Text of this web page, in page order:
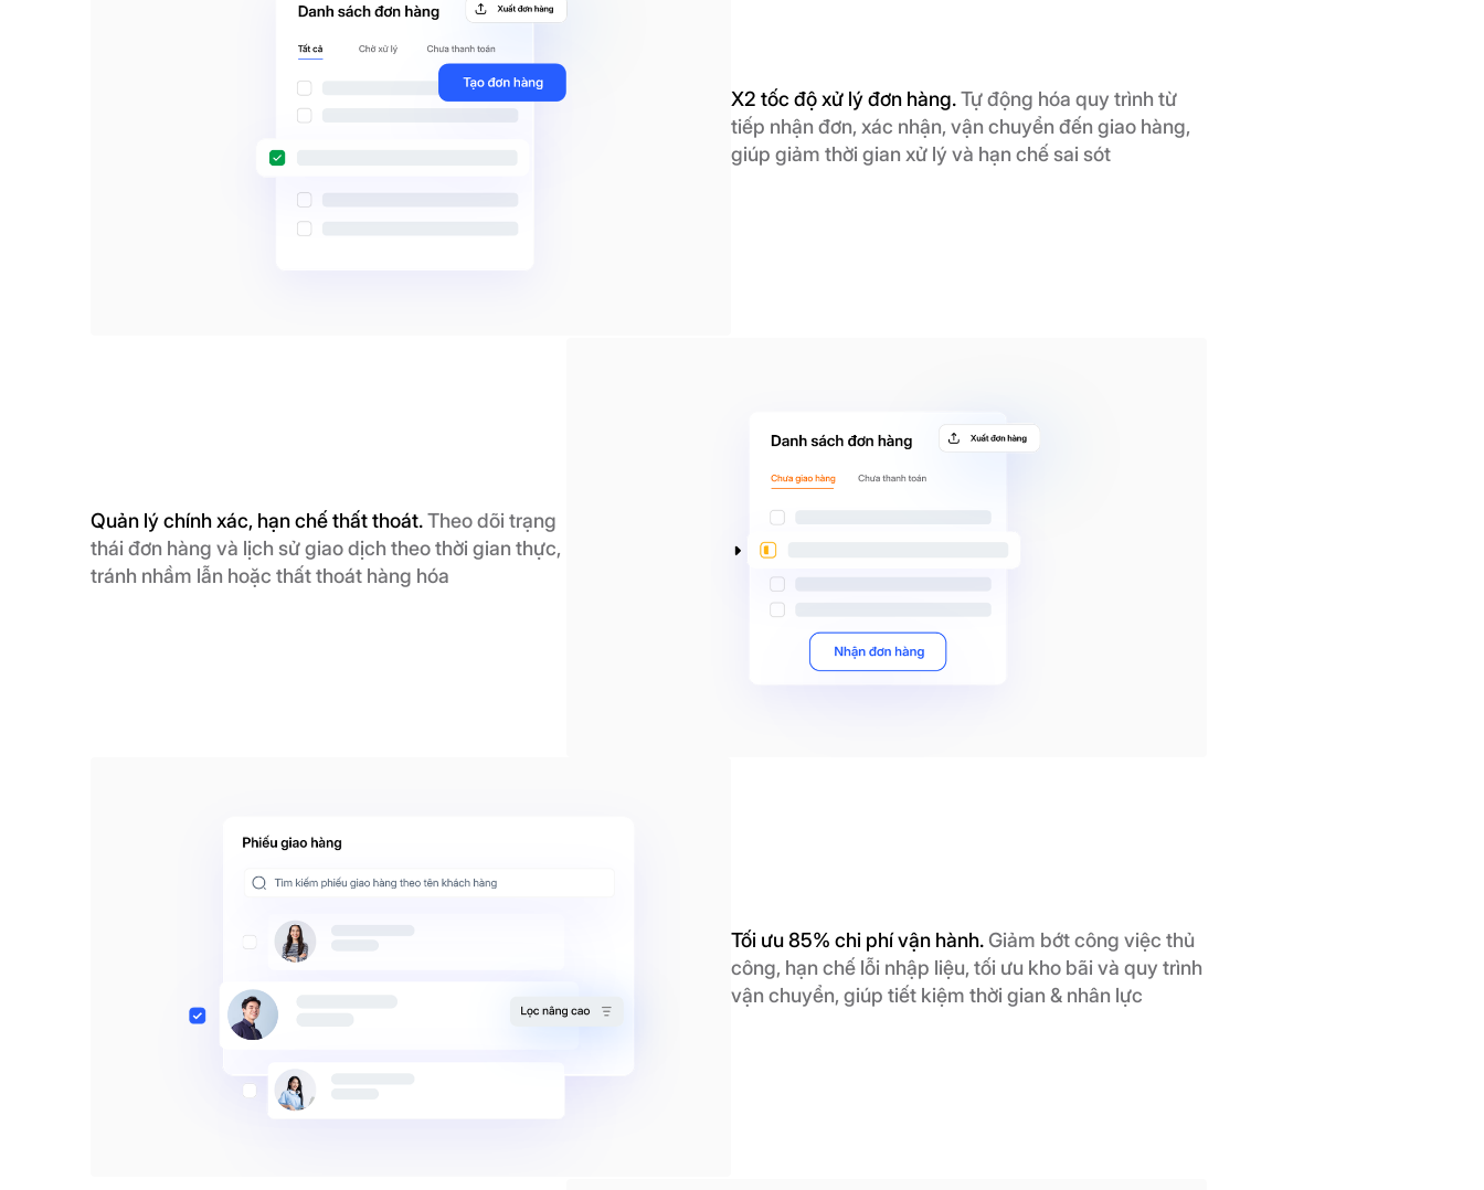
X2 tốc độ xử lý đơn hàng.Tự động hóa quy trình từ
tiếp nhận đơn, xác nhận, vận chuyển đến giao hàng,
giúp giảm thời gian xử lý và hạn chế sai sót
Quản lý chính xác, hạn chế thất thoát.Theo dõi trạng
thái đơn hàng và lịch sử giao dịch theo thời gian thực,
tránh nhầm lẫn hoặc thất thoát hàng hóa
Tối ưu 85% chi phí vận hành.Giảm bớt công việc thủ
công, hạn chế lỗi nhập liệu, tối ưu kho bãi và quy trình
vận chuyển, giúp tiết kiệm thời gian & nhân lực